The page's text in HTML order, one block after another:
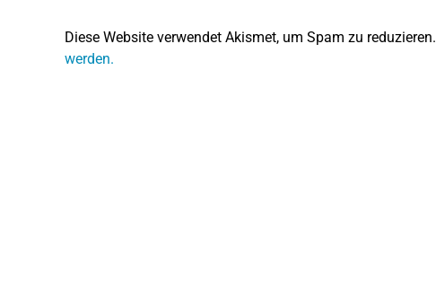
Diese Website verwendet Akismet, um Spam zu reduzieren.
werden.